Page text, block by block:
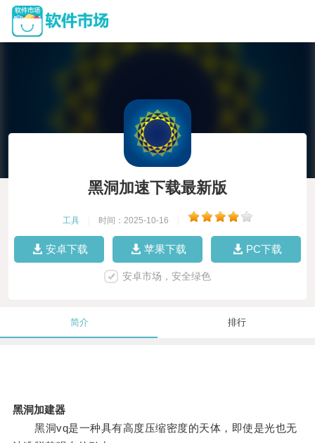
黑洞加速下载最新版
工具 时间：2025-10-16
安卓下载 苹果下载 PC下载
安卓市场，安全绿色
简介 排行
黑洞加建器
黑洞vq是一种具有高度压缩密度的天体，即使是光也无